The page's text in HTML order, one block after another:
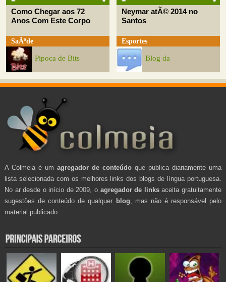
Como Chegar aos 72
Anos Com Este Corpo
SaÃºde
Pipoca de Bits
Neymar atÃ© 2014 no
Santos
Esportes
Blog da
A Colmeia é um agregador de conteúdo que publica diariamente uma
lista selecionada com os melhores links dos blogs de língua portuguesa.
No ar desde o início de 2009, o agregador de linksaceita gratuitamente
sugestões de conteúdo de qualquer blog , mas não é responsável pelo
material publicado.